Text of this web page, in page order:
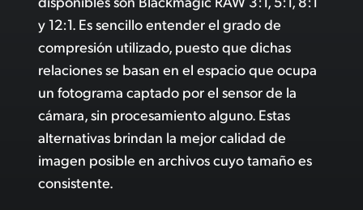
y 12:1. Es sencillo entender el grado de
compresión utilizado, puesto que dichas
relaciones se basan en el espacio que ocupa
un fotograma captado por el sensor de la
cámara, sin procesamiento alguno. Estas
alternativasbrindan la mejor calidad de
imagen posible en archivos cuyo tamaño es
consistente.